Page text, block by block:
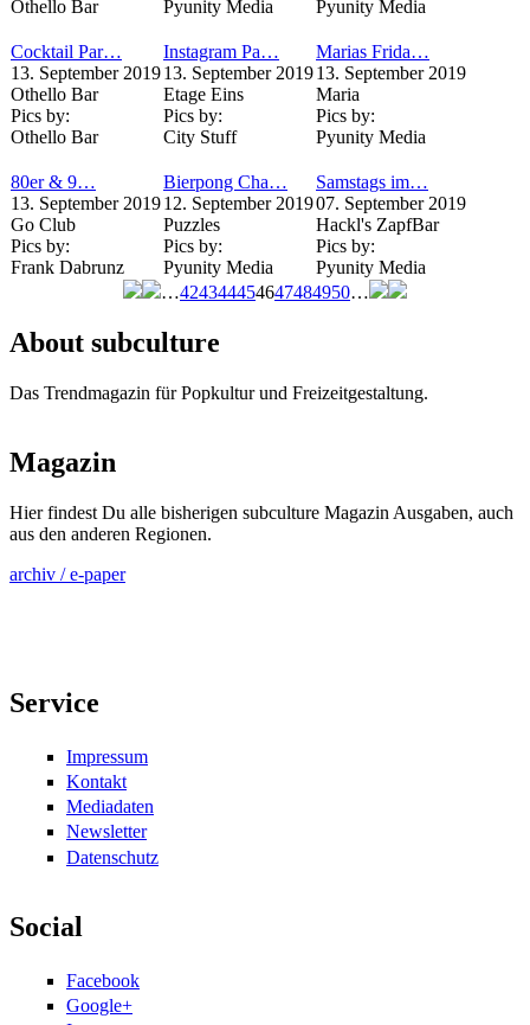
Othello Bar
Pyunity Media
Pyunity Media
Cocktail Par…
13. September 2019
Othello Bar
Pics by:
Othello Bar
Instagram Pa…
13. September 2019
Etage Eins
Pics by:
City Stuff
Marias Frida…
13. September 2019
Maria
Pics by:
Pyunity Media
80er & 9…
13. September 2019
Go Club
Pics by:
Frank Dabrunz
Bierpong Cha…
12. September 2019
Puzzles
Pics by:
Pyunity Media
Samstags im…
07. September 2019
Hackl's ZapfBar
Pics by:
Pyunity Media
…424344454647484950…
About subculture
Das Trendmagazin für Popkultur und Freizeitgestaltung.
Magazin
Hier findest Du alle bisherigen subculture Magazin Ausgaben, auch
aus den anderen Regionen.
archiv / e-paper
Service
Impressum
Kontakt
Mediadaten
Newsletter
Datenschutz
Social
Facebook
Google+